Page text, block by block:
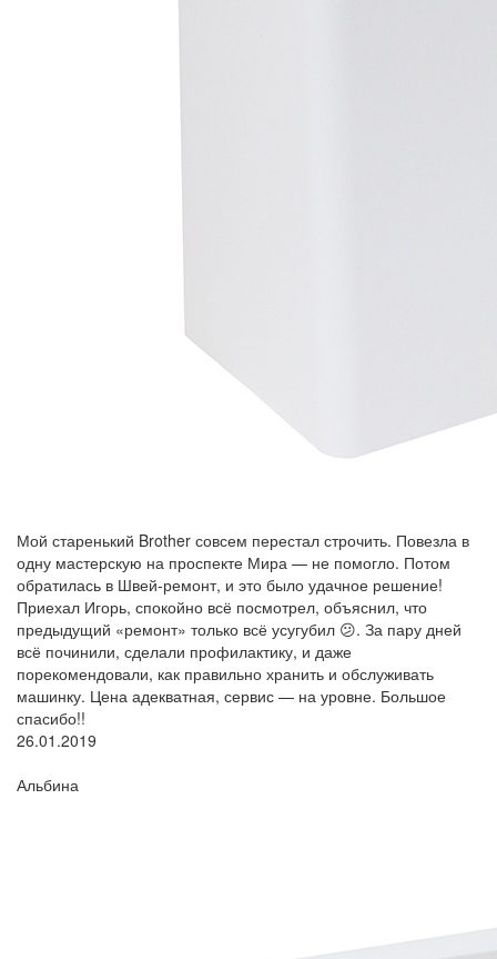
Мой старенький Brother совсем перестал строчить. Повезла в
одну мастерскую на проспекте Мира — не помогло. Потом
обратилась в Швей-ремонт, и это было удачное решение!
Приехал Игорь, спокойно всё посмотрел, объяснил, что
предыдущий «ремонт» только всё усугубил 😕. За пару дней
всё починили, сделали профилактику, и даже
порекомендовали, как правильно хранить и обслуживать
машинку. Цена адекватная, сервис — на уровне. Большое
спасибо!!
26.01.2019
Альбина